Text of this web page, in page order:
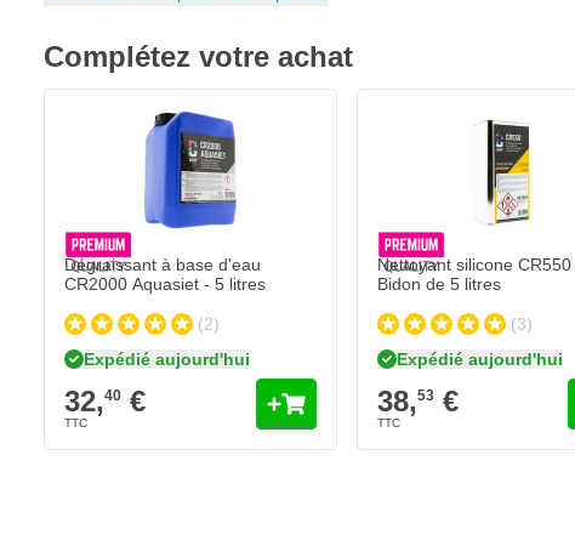
Grande capacité d'absorption
Dimensions de chaque chiffon: 330 x 420 mm
200 chiffons dans une boîte distributrice
Complétez votre achat
Dégraissant à base d'eau
CR2000 Aquasiet - 5 litres
(2)
Expédié aujourd'hui
32,40 €
Nettoyant silicone CR550
Bidon de 5 litres
(3)
Expédié aujourd'hui
38,53€